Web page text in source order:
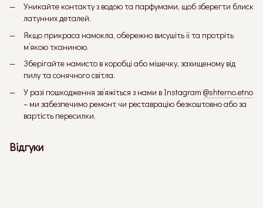
Уникайте контакту з водою та парфумами, щоб зберегти блиск
латунних деталей.
Якщо прикраса намокла, обережно висушіть її та протріть
м’якою тканиною.
Зберігайте намисто в коробці або мішечку, захищеному від
пилу та сонячного світла.
У разі пошкодження зв’яжіться з нами в Instagram @shterno.etno
– ми забезпечимо ремонт чи реставрацію безкоштовно або за
вартість пересилки.
Відгуки